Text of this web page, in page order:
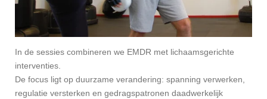
In de sessies combineren we EMDR met lichaamsgerichte
interventies.
De focus ligt op duurzame verandering: spanning verwerken,
regulatie versterken en gedragspatronen daadwerkelijk